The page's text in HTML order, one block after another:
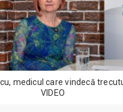
medicul care vindecă
VIDEO